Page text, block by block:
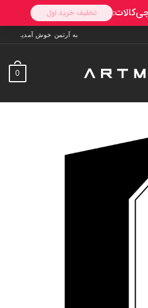
به آرتمن خوش آمدید. ارسال به سراسر ایران. 7 روز فرصت
0